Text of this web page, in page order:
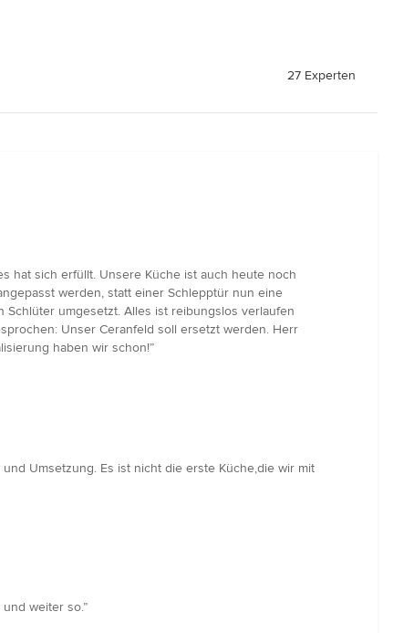
27 Experten
hat sich erfüllt. Unsere Küche ist auch heute noch
werden, statt einer Schlepptür nun eine
umgesetzt. Alles ist reibungslos verlaufen
Unser Ceranfeld soll ersetzt werden. Herr
haben wir schon!”
Umsetzung. Es ist nicht die erste Küche,die wir mit
weiter so.”